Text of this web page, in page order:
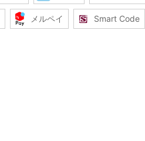
メルペイ Smart Code